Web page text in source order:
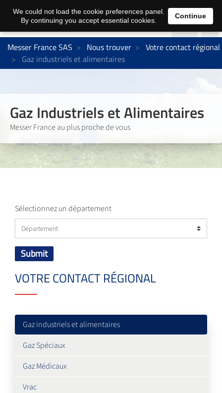
Messer France SAS Nous trouver
Votre contact régional
Gaz industriels et alimentaires
Gaz Industriels et Alimentaires
Messer France au plus proche de vous
VOTRE CONTACT RÉGIONAL
Gaz industriels et alimentaires
Gaz Spéciaux
Gaz Médicaux
Vrac
Sélectionnez un département
Submit
We could not load the cookie preferences panel.
By continuing you accept essential cookies.
Continue